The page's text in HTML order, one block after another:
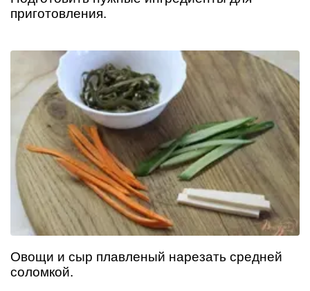
приготовления.
Овощи и сыр плавленый нарезать средней
соломкой.